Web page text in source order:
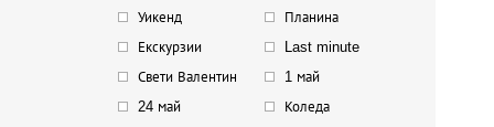
Уикенд
Планина
Екскурзии
Last minute
Свети Валентин
1 май
24 май
Коледа